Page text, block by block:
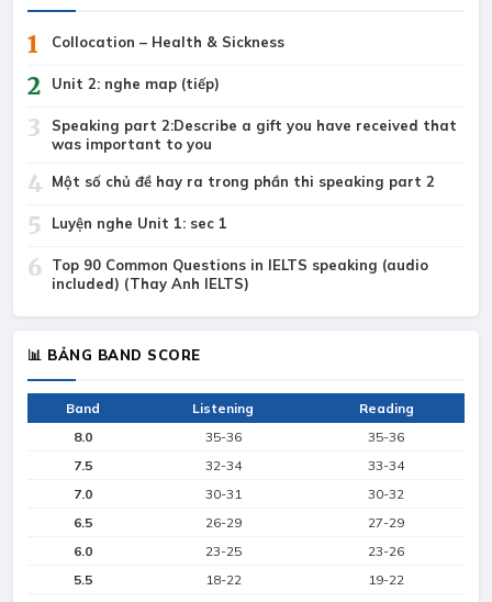
1 Collocation – Health & Sickness
2 Unit 2: nghe map (tiếp)
3
Speaking part 2:Describe a gift you have received that
was important to you
4 Một số chủ đề hay ra trong phần thi speaking part 2
5 Luyện nghe Unit 1: sec 1
6
Top 90 Common Questions in IELTS speaking (audio
included) (Thay Anh IELTS)
📊 BẢNG BAND SCORE
Band Listening
Reading
8.0
35-36
35-36
7.5
32-34
33-34
7.0
30-31
30-32
6.5
26-29
27-29
6.0
23-25
23-26
5.5
18-22 19-22